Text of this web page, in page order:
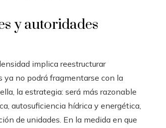
y autoridades
implica reestructurar
no podrá fragmentarse con la
la estrategia: será más razonable
autosuficiencia hídrica y energética,
de unidades. En la medida en que